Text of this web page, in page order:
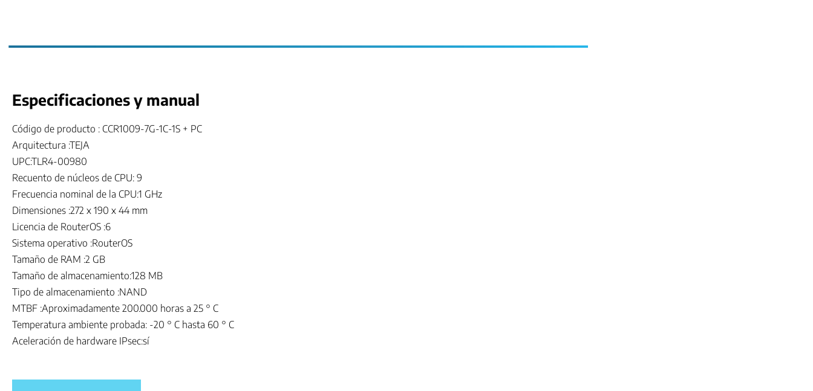
Especificaciones y manual
Código de producto : CCR1009-7G-1C-1S + PC
Arquitectura :TEJA
UPC:TLR4-00980
Recuento de núcleos de CPU: 9
Frecuencia nominal de la CPU:1 GHz
Dimensiones :272 x 190 x 44 mm
Licencia de RouterOS :6
Sistema operativo :RouterOS
Tamaño de RAM :2 GB
Tamaño de almacenamiento:128 MB
Tipo de almacenamiento :NAND
MTBF :Aproximadamente 200.000 horas a 25 ° C
Temperatura ambiente probada: -20 ° C hasta 60 ° C
Aceleración de hardware IPsec:sí